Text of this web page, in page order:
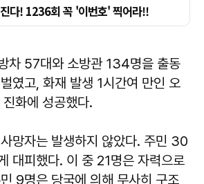
차 57대와 소방관 134명을 출동
였고, 화재 발생 1시간여 만인 오
화에 성공했다.
망자는 발생하지 않았다. 주민 30
대피했다. 이 중 21명은 자력으로
9명은 당국에 의해 무사히 구조